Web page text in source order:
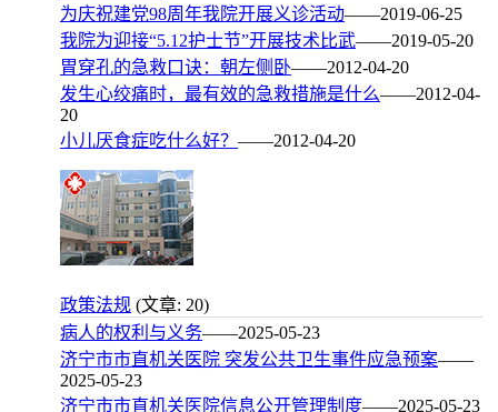
为庆祝建党98周年我院开展义诊活动——2019-06-25
我院为迎接“5.12护士节”开展技术比武——2019-05-20
胃穿孔的急救口诀：朝左侧卧——2012-04-20
发生心绞痛时，最有效的急救措施是什么——2012-04-
20
小儿厌食症吃什么好？ ——2012-04-20
政策法规 (文章: 20)
病人的权利与义务——2025-05-23
济宁市市直机关医院 突发公共卫生事件应急预案——
2025-05-23
济宁市市直机关医院信息公开管理制度——2025-05-23